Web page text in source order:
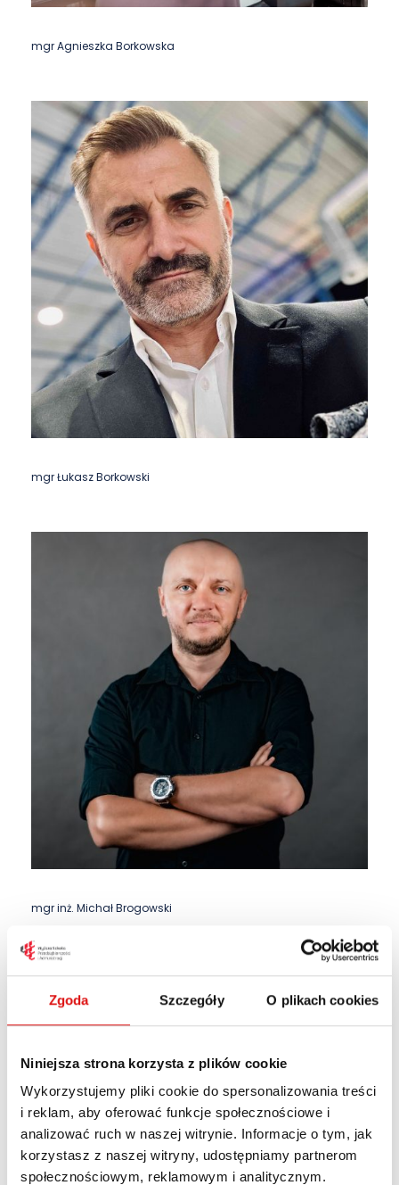
Zgoda Szczegóły O plikach cookies
Niniejsza strona korzysta z plików cookie
Wykorzystujemy pliki cookie do spersonalizowania treści
i reklam, aby oferować funkcje społecznościowe i
analizować ruch w naszej witrynie. Informacje o tym, jak
korzystasz z naszej witryny, udostępniamy partnerom
społecznościowym, reklamowym i analitycznym.
mgr Agnieszka Borkowska
mgr Łukasz Borkowski
mgr inż. Michał Brogowski